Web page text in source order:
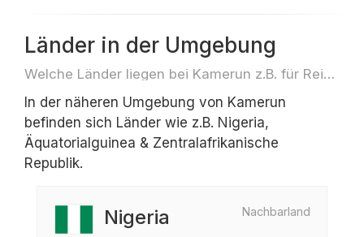
Länder in der Umgebung
Welche Länder liegen bei Kamerun z.B. für Reisen oder Flüge
In der näheren Umgebung von Kamerun
befinden sich Länder wie z.B. Nigeria,
Äquatorialguinea & Zentralafrikanische
Republik.
Nachbarland
Nigeria